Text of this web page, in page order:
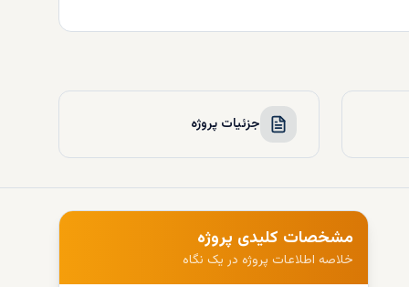
جزئیات پروژه
مشخصات کلیدی پروژه
خلاصه اطلاعات پروژه در یک نگاه